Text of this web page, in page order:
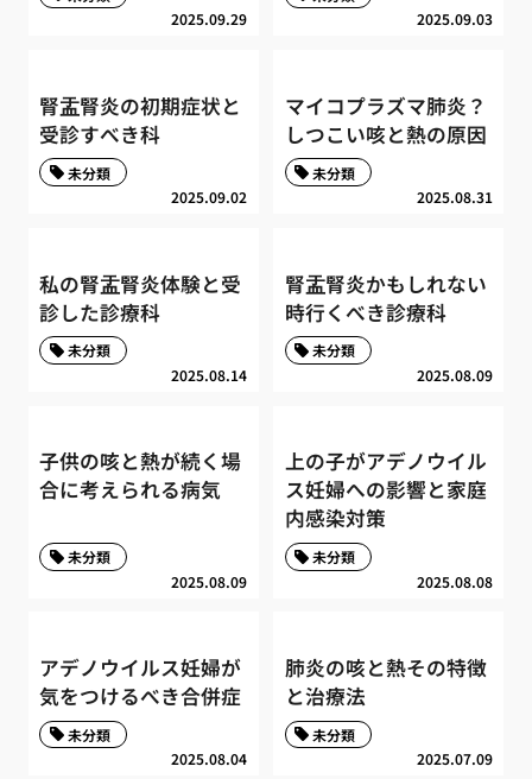
2025.09.29 2025.09.03
腎盂腎炎の初期症状と
受診すべき科
2025.09.02
未分類
マイコプラズマ肺炎？
しつこい咳と熱の原因
2025.08.31
未分類
私の腎盂腎炎体験と受
診した診療科
2025.08.14
未分類
腎盂腎炎かもしれない
時行くべき診療科
2025.08.09
未分類
子供の咳と熱が続く場
合に考えられる病気
2025.08.09
未分類
上の子がアデノウイル
ス妊婦への影響と家庭
内感染対策
2025.08.08
未分類
アデノウイルス妊婦が
気をつけるべき合併症
2025.08.04
未分類
肺炎の咳と熱その特徴
と治療法
2025.07.09
未分類